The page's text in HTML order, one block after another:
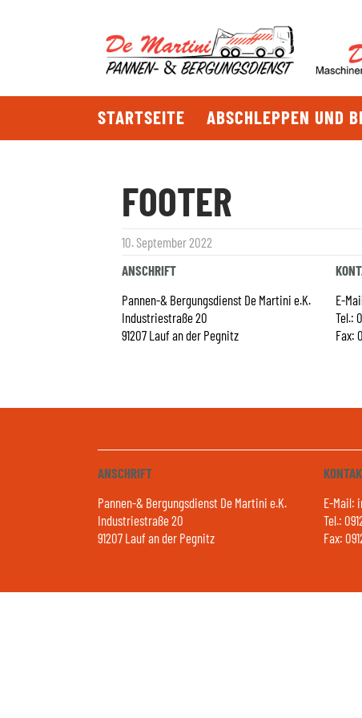
STARTSEITE ABSCHLEPPEN UND
FOOTER
10. September 2022
ANSCHRIFT
Pannen-& Bergungsdienst De Martini e.K.
Industriestraße 20
91207 Lauf an der Pegnitz
E-
Tel.:
Fax:
ANSCHRIFT
Pannen-& Bergungsdienst De Martini e.K.
Industriestraße 20
91207 Lauf an der Pegnitz
E-Mail:
Tel.:
Fax: